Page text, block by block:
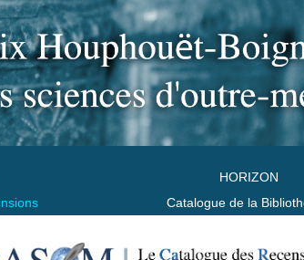
HORIZON
Catalogue de la